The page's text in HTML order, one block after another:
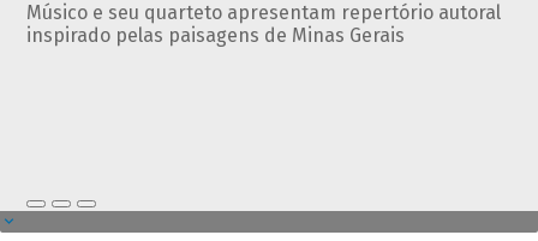
Músico e seu quarteto apresentam repertório autoral
inspirado pelas paisagens de Minas Gerais